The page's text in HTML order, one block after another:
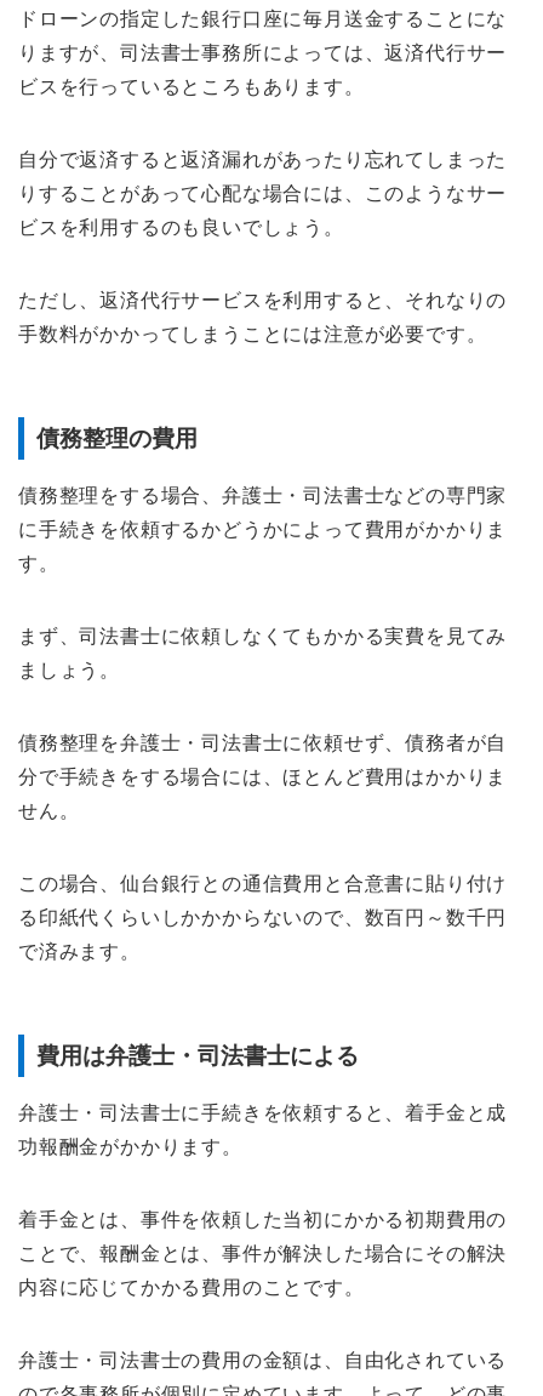
ドローンの指定した銀行口座に毎月送金することにな
りますが、司法書士事務所によっては、返済代行サー
ビスを行っているところもあります。
自分で返済すると返済漏れがあったり忘れてしまった
りすることがあって心配な場合には、このようなサー
ビスを利用するのも良いでしょう。
ただし、返済代行サービスを利用すると、それなりの
手数料がかかってしまうことには注意が必要です。
債務整理の費用
債務整理をする場合、弁護士・司法書士などの専門家
に手続きを依頼するかどうかによって費用がかかりま
す。
まず、司法書士に依頼しなくてもかかる実費を見てみ
ましょう。
債務整理を弁護士・司法書士に依頼せず、債務者が自
分で手続きをする場合には、ほとんど費用はかかりま
せん。
この場合、仙台銀行との通信費用と合意書に貼り付け
る印紙代くらいしかかからないので、数百円～数千円
で済みます。
費用は弁護士・司法書士による
弁護士・司法書士に手続きを依頼すると、着手金と成
功報酬金がかかります。
着手金とは、事件を依頼した当初にかかる初期費用の
ことで、報酬金とは、事件が解決した場合にその解決
内容に応じてかかる費用のことです。
弁護士・司法書士の費用の金額は、自由化されている